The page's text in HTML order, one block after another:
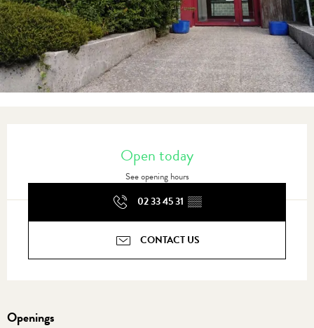
Open today
See opening hours
02 33 45 31 ▒▒
CONTACT US
Openings